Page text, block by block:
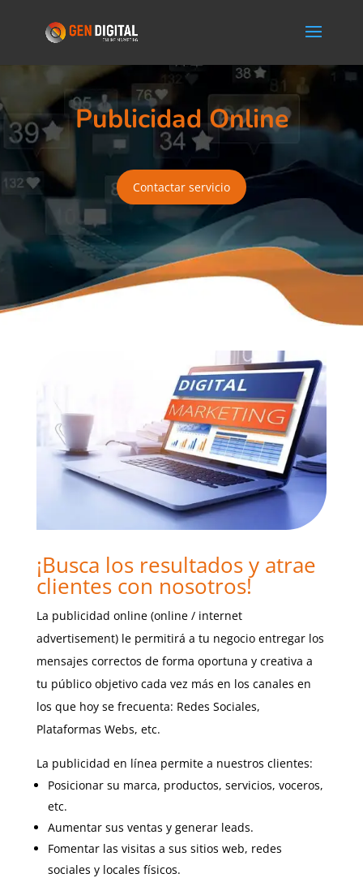
Publicidad Online
Contactar servicio
¡Busca los resultados y atrae
clientes con nosotros!
La publicidad online (online / internet
advertisement) le permitirá a tu negocio entregar los
mensajes correctos de forma oportuna y creativa a
tu público objetivo cada vez más en los canales en
los que hoy se frecuenta: Redes Sociales,
Plataformas Webs, etc.
La publicidad en línea permite a nuestros clientes:
Posicionar su marca, productos, servicios, voceros,
etc.
Aumentar sus ventas y generar leads.
Fomentar las visitas a sus sitios web, redes
sociales y locales físicos.